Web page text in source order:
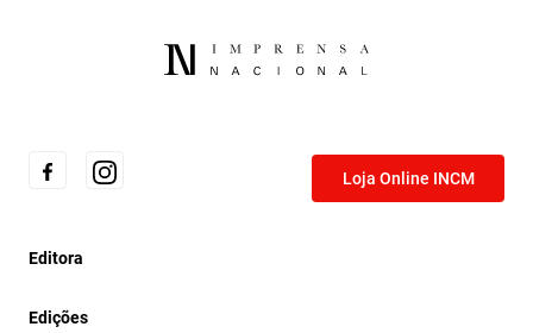
Loja Online INCM
Editora
Edições